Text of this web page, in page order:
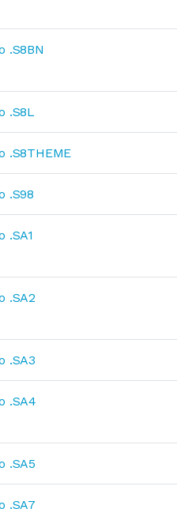
.S8BN
.S8L
.S8THEME
.S98
.SA1
.SA2
.SA3
.SA4
.SA5
.SA7